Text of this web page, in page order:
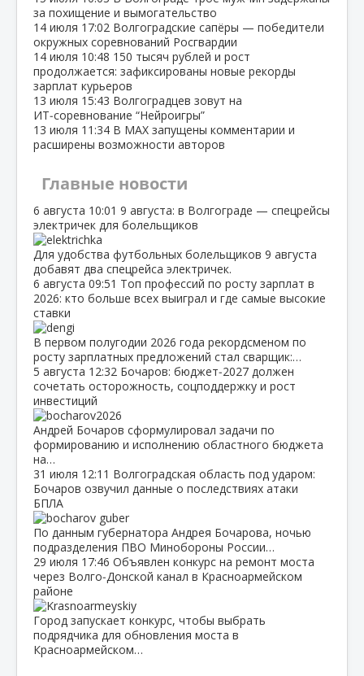
за похищение и вымогательство
14 июля 17:02 Волгоградские сапёры — победители
окружных соревнований Росгвардии
14 июля 10:48 150 тысяч рублей и рост
продолжается: зафиксированы новые рекорды
зарплат курьеров
13 июля 15:43 Волгоградцев зовут на
ИТ‑соревнование “Нейроигры”
13 июля 11:34 В МАХ запущены комментарии и
расширены возможности авторов
Главные новости
6 августа 10:01 9 августа: в Волгограде — спецрейсы
электричек для болельщиков
Для удобства футбольных болельщиков 9 августа
добавят два спецрейса электричек.
6 августа 09:51 Топ профессий по росту зарплат в
2026: кто больше всех выиграл и где самые высокие
ставки
В первом полугодии 2026 года рекордсменом по
росту зарплатных предложений стал сварщик:…
5 августа 12:32 Бочаров: бюджет‑2027 должен
сочетать осторожность, соцподдержку и рост
инвестиций
Андрей Бочаров сформулировал задачи по
формированию и исполнению областного бюджета
на…
31 июля 12:11 Волгоградская область под ударом:
Бочаров озвучил данные о последствиях атаки
БПЛА
По данным губернатора Андрея Бочарова, ночью
подразделения ПВО Минобороны России…
29 июля 17:46 Объявлен конкурс на ремонт моста
через Волго‑Донской канал в Красноармейском
районе
Город запускает конкурс, чтобы выбрать
подрядчика для обновления моста в
Красноармейском…